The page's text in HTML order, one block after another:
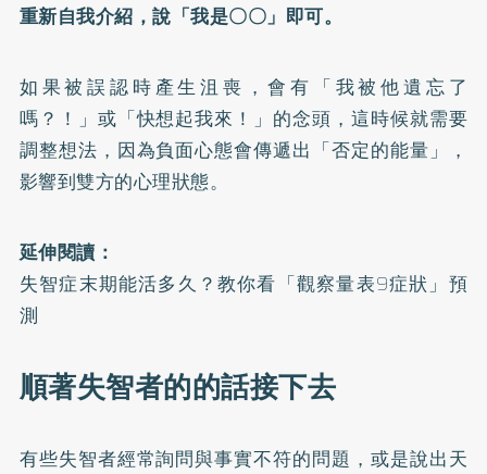
重新自我介紹，說「我是〇〇」即可。
如果被誤認時產生沮喪，會有「我被他遺忘了
嗎？！」或「快想起我來！」的念頭，這時候就需要
調整想法，因為負面心態會傳遞出「否定的能量」，
影響到雙方的心理狀態。
延伸閱讀：
失智症末期能活多久？教你看「觀察量表9症狀」預
測
順著失智者的的話接下去
有些失智者經常詢問與事實不符的問題，或是說出天